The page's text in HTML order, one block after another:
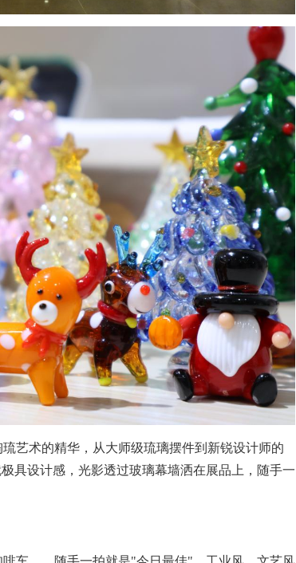
术的精华，从大师级琉璃摆件到新锐设计师的
具设计感，光影透过玻璃幕墙洒在展品上，随手一